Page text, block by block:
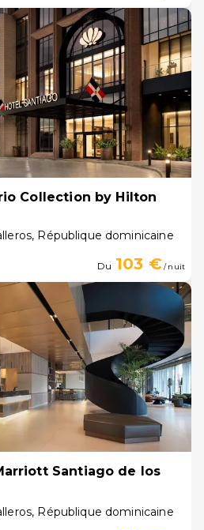
Collection by Hilton
, République dominicaine
Du 103 €/ nuit
Santiago de los
, République dominicaine